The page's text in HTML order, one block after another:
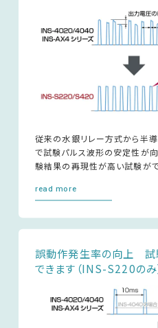
従来の水銀リレー方式から半
で試験パルス波形の安定性が
験結果の再現性が高い試験がで
read more
誤動作発生率の向上 試
できます（INS-S220のみ